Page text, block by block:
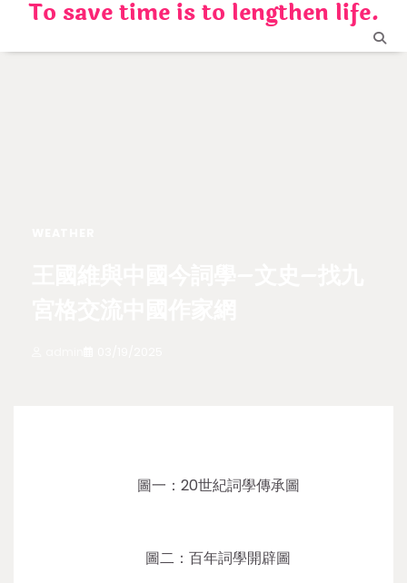
content
To save time is to lengthen life.
圖一：20世紀詞學傳承圖
圖二：百年詞學開辟圖